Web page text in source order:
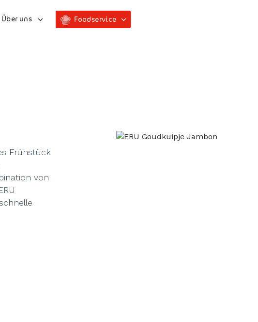
Über uns Foodservice
Frühstück
von